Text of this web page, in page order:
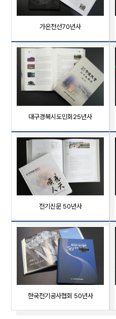
가온전선70년사
대구경북시도민회25년사
전기신문 50년사
한국전기공사협회 50년사